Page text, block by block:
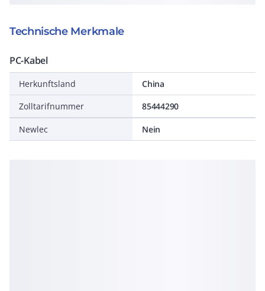
Technische Merkmale
PC-Kabel
Herkunftsland
China
Zolltarifnummer
85444290
Newlec Nein